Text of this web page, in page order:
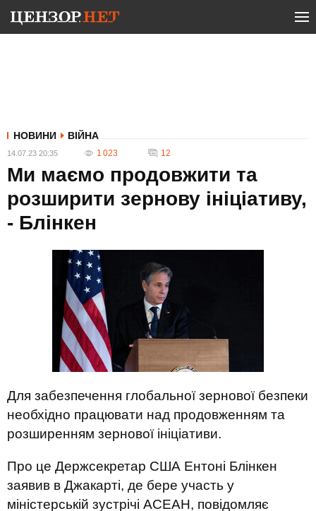
НОВИНИ ВІЙНА
14.07.23 20:35 1 023 12
Ми маємо продовжити та
розширити зернову ініціативу,
- Блінкен
Для забезпечення глобальної зернової безпеки
необхідно працювати над продовженням та
розширенням зернової ініціативи.
Про це Держсекретар США Ентоні Блінкен
заявив в Джакарті, де бере участь у
міністерській зустрічі АСЕАН, повідомляє